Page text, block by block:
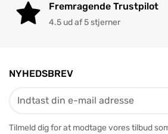
Fremragende Trustpilot
4.5 ud af 5 stjerner
NYHEDSBREV
Tilmeld dig for at modtage vores tilbud